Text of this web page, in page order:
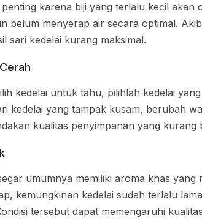
karena biji yang terlalu kecil akan
belum menyerap air secara optimal.
sari kedelai kurang maksimal.
kedelai untuk tahu, pilihlah kedelai
kedelai yang tampak kusam, berubah
kualitas penyimpanan yang kurang
umumnya memiliki aroma khas
kemungkinan kedelai sudah terlalu
tersebut dapat memengaruhi